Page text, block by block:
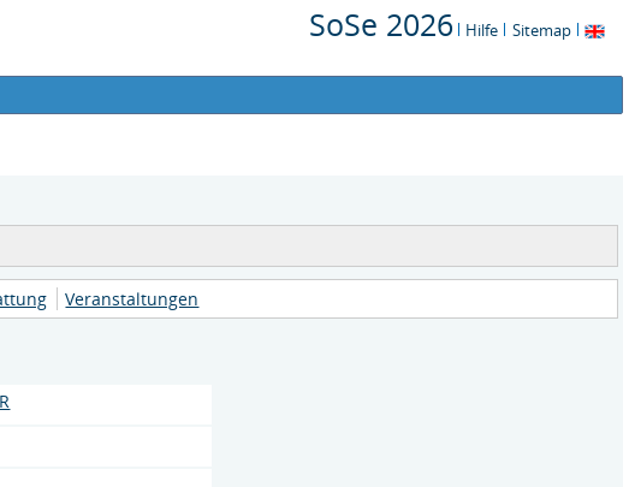
SoSe 2026 Hilfe Sitemap
Veranstaltungen